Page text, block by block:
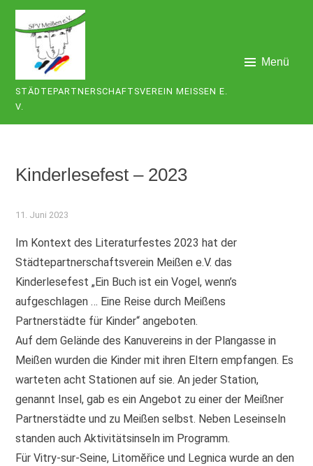
Zum
Inhalt
springen
STÄDTEPARTNERSCHAFTSVEREIN MEISSEN E. V
.
Menü
Kinderlesefest – 2023
11. Juni 2023
Im Kontext des Literaturfestes 2023 hat der
Städtepartnerschaftsverein Meißen e.V. das
Kinderlesefest „Ein Buch ist ein Vogel, wenn’s
aufgeschlagen … Eine Reise durch Meißens
Partnerstädte für Kinder“ angeboten.
Auf dem Gelände des Kanuvereins in der Plangasse in
Meißen wurden die Kinder mit ihren Eltern empfangen. Es
warteten acht Stationen auf sie. An jeder Station,
genannt Insel, gab es ein Angebot zu einer der Meißner
Partnerstädte und zu Meißen selbst. Neben Leseinseln
standen auch Aktivitätsinseln im Programm.
Für Vitry-sur-Seine, Litomĕřice und Legnica wurde an den